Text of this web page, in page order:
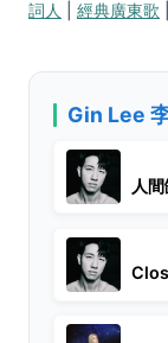
詞人 經典廣東歌
Gin Lee
人